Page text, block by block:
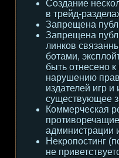
Создание
в трейд-
Запрещена
Запрещена
линков
ботами,
быть отнесено к
нарушению прав
издателей игр
существующее
Коммерческая
администрации
Некропостинг
не